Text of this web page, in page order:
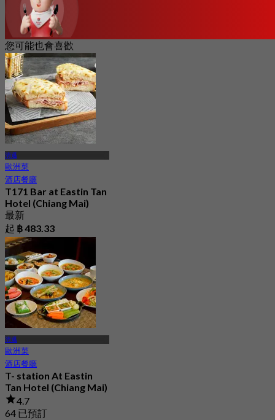
您可能也會喜歡
清邁
歐洲菜
酒店餐廳
T171 Bar at Eastin Tan
Hotel (Chiang Mai)
最新
起 ฿ 483.33
清邁
歐洲菜
酒店餐廳
T- station At Eastin
Tan Hotel (Chiang Mai)
4.7
64 已預訂